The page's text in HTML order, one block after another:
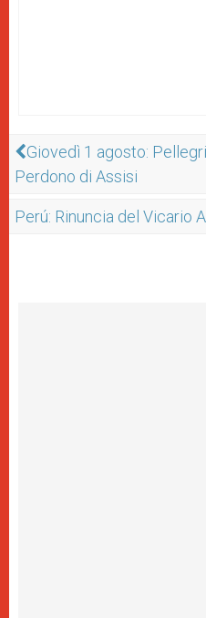
Giovedì 1 agosto:
Perdono di Assisi
Perú: Rinuncia del Vicario